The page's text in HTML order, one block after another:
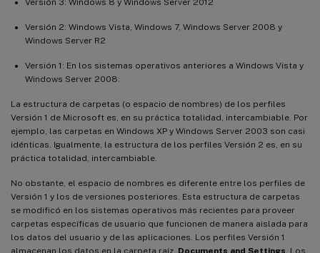
Versión 2: Windows Vista, Windows 7, Windows Server 2008 y
Windows Server R2
Versión 1: En los sistemas operativos anteriores a Windows Vista y
Windows Server 2008:
La estructura de carpetas (o espacio de nombres) de los perfiles
Versión 1 de Microsoft es, en su práctica totalidad, intercambiable. Por
ejemplo, las carpetas en Windows XP y Windows Server 2003 son casi
idénticas. Igualmente, la estructura de los perfiles Versión 2 es, en su
práctica totalidad, intercambiable.
No obstante, el espacio de nombres es diferente entre los perfiles de
Versión 1 y los de versiones posteriores. Esta estructura de carpetas
se modificó en los sistemas operativos más recientes para proveer
carpetas específicas de usuario que funcionen de manera aislada para
los datos del usuario y de las aplicaciones. Los perfiles Versión 1
almacenan los datos en la carpeta raíz, Documents and Settings . Los